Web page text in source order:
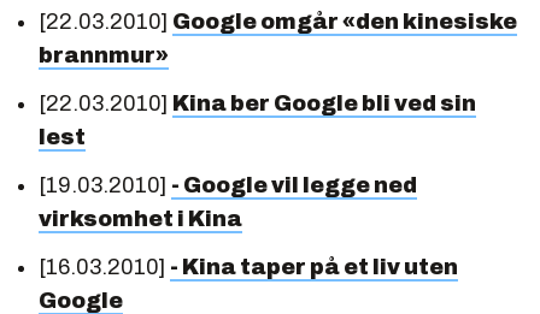
[22.03.2010] Google omgår «den kinesiske
brannmur»
[22.03.2010] Kina ber Google bli ved sin
lest
[19.03.2010] - Google vil legge ned
virksomhet i Kina
[16.03.2010] - Kina taper på et liv uten
Google